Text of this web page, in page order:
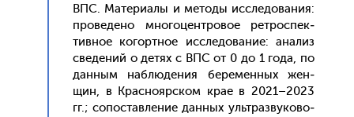
ВПС. Ма­тери­алы и ме­тоды ис­сле­дова­ния:
про­веде­но мно­гоцен­тро­вое рет­роспек­
тивное ко­гор­тное ис­сле­дова­ние: ана­лиз
све­дений о де­тях с ВПС от 0 до 1 го­да, по
дан­ным наб­лю­дения бе­ремен­ных жен­
щин, в Крас­но­яр­ском крае в 2021–2023
гг.; со­пос­тавле­ние дан­ных уль­траз­ву­ково­